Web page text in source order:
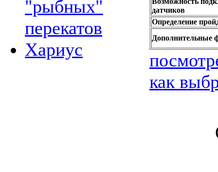
"рыбных"
перекатов
Хариус
датчиков
Определение
Дополнительные
как